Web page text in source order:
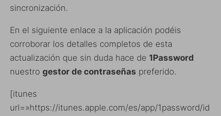
sincronización.
En el siguiente enlace a la aplicación podéis
corroborar los detalles completos de esta
actualización que sin duda hace de 1Password
nuestro gestor de contraseñas preferido.
[itunes
url=»https://itunes.apple.com/es/app/1password/id